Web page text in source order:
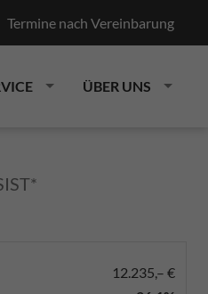
Termine nach Vereinbarung
ÜBER UNS
12.235,– €